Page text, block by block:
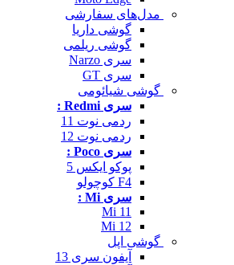
مدل‌های سفارشی
گوشی داریا
گوشی ریلمی
سری Narzo
سری GT
گوشی شیائومی
سری Redmi :
ردمی نوت 11
ردمی نوت 12
سری Poco :
پوکو ایکس 5
F4 کوچولو
سری Mi :
Mi 11
Mi 12
گوشی اپل
آیفون سری 13